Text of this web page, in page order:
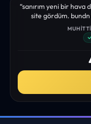
“sanırım yeni bir
site gördüm.
istediğim tüm bilgiyi